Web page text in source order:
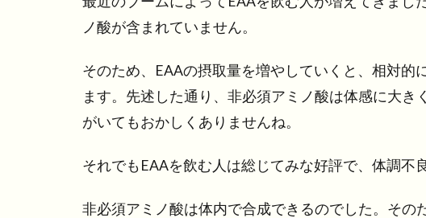
ノ酸が含まれていません。
そのため、EAAの摂取量を増やしていくと、相対的
ます。先述した通り、非必須アミノ酸は体感に大き
がいてもおかしくありませんね。
それでもEAAを飲む人は総じてみな好評で、体調不
非必須アミノ酸は体内で合成できるのでした。その